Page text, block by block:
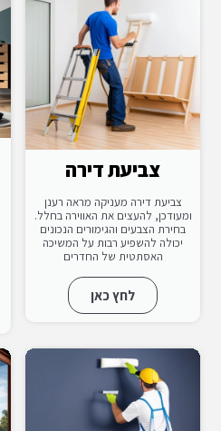
צביעת דירה
צביעת דירה מעניקה מראה רענן
ומעודכן, להעצים את האווירה בחלל.
בחירת הצבעים והגימורים הנכונים
יכולה להשפיע רבות על המשיכה
האסתטית של החדרים
לחץ כאן